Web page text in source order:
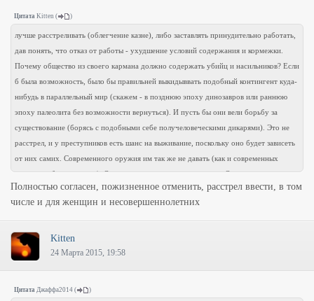
Цитата Kitten ( )
лучше расстреливать (облегчение казне), либо заставлять принудительно работать,
дав понять, что отказ от работы - ухудшение условий содержания и кормежки.
Почему общество из своего кармана должно содержать убийц и насильников? Если
б была возможность, было бы правильней выкидыввать подобный контингент куда-
нибудь в параллельный мир (скажем - в позднюю эпоху динозавров или раннюю
эпоху палеолита без возможности вернуться). И пусть бы они вели борьбу за
существование (борясь с подобными себе получеловеческими дикарями). Это не
расстрел, и у преступников есть шанс на выживание, поскольку оно будет зависеть
от них самих. Современного оружия им так же не давать (как и современных
средств добывания огня). Оставить можно разве что одежду. Она все равно не
долговечна.
Полностью согласен, пожизненное отменить, расстрел ввести, в том
числе и для женщин и несовершеннолетних
Kitten
24 Марта 2015, 19:58
Цитата Джаффа2014 ( )